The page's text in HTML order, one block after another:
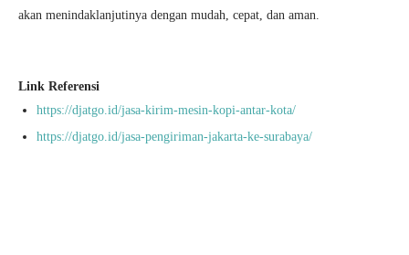
akan menindaklanjutinya dengan mudah, cepat, dan aman.
Link Referensi
https://djatgo.id/jasa-kirim-mesin-kopi-antar-kota/
https://djatgo.id/jasa-pengiriman-jakarta-ke-surabaya/